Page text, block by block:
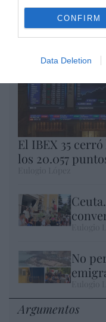
CONFIRM
Data Deletion
El IBEX 35
los 20.057
No
Argumentos